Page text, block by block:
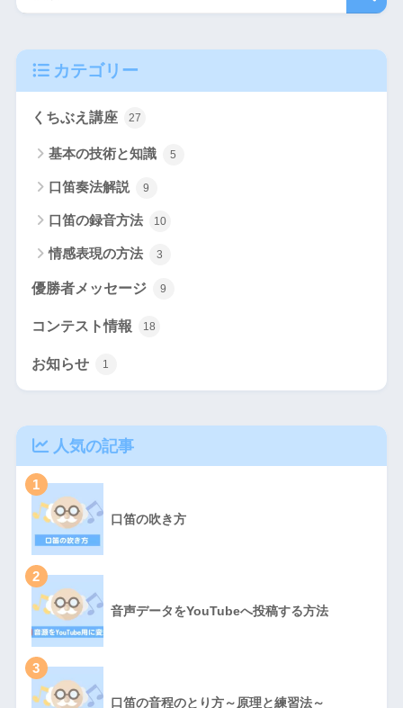
カテゴリー
くちぶえ講座 27
基本の技術と知識 5
口笛奏法解説 9
口笛の録音方法 10
情感表現の方法 3
優勝者メッセージ 9
コンテスト情報 18
お知らせ 1
人気の記事
1
口笛の吹き方
2
音声データをYouTubeへ投稿する方法
3
口笛の音程のとり方～原理と練習法～